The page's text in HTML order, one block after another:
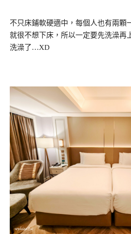
不只床鋪軟硬適中，每個人也有兩顆
就很不想下床，所以一定要先洗澡再
洗澡了…XD